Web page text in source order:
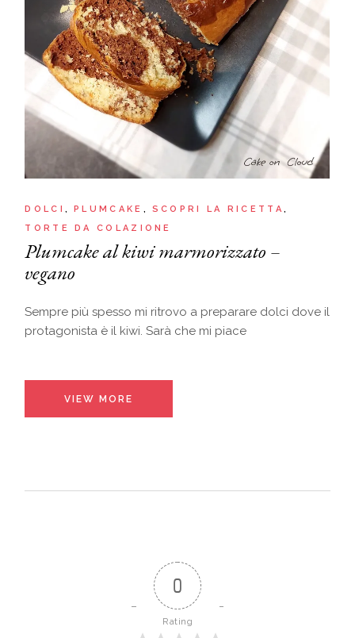
DOLCI PLUMCAKE
SCOPRI LA RICETTA
TORTE DA COLAZIONE
Plumcake al kiwi marmorizzato –
vegano
Sempre più spesso mi ritrovo a preparare dolci dove il
protagonista è il kiwi. Sarà che mi piace
VIEW MORE
0
Rating